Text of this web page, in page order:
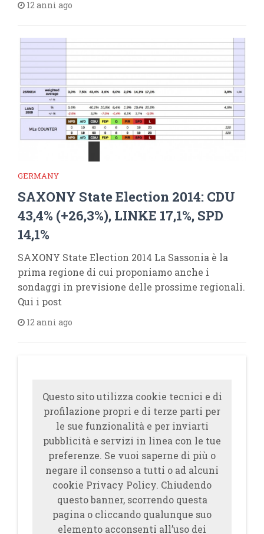
12 anni ago
GERMANY
SAXONY State Election 2014: CDU
43,4% (+26,3%), LINKE 17,1%, SPD
14,1%
SAXONY State Election 2014 La Sassonia è la
prima regione di cui proponiamo anche i
sondaggi in previsione delle prossime regionali.
Qui i post
12 anni ago
Questo sito utilizza cookie tecnici e di
profilazione propri e di terze parti per
le sue funzionalità e per inviarti
pubblicità e servizi in linea con le tue
preferenze. Se vuoi saperne di più o
negare il consenso a tutti o ad alcuni
cookie Privacy Policy. Chiudendo
questo banner, scorrendo questa
pagina o cliccando qualunque suo
elemento acconsenti all’uso dei